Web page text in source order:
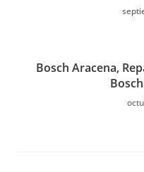
Bosch Aracena,